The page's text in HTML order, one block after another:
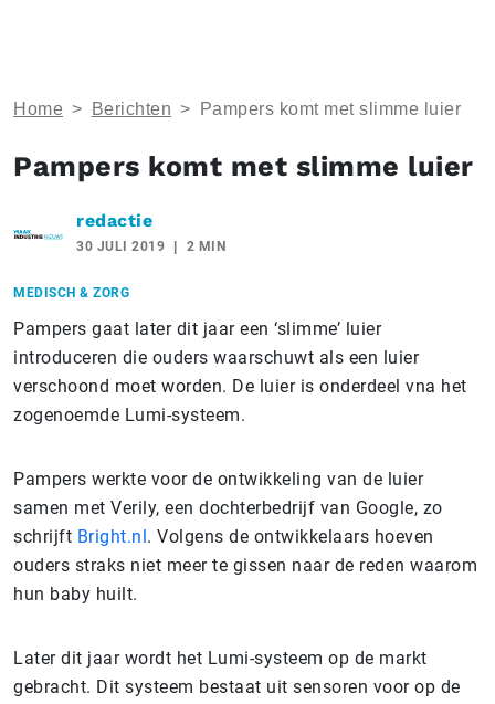
Home > Berichten > Pampers komt met slimme luier
Pampers komt met slimme luier
redactie
30 JULI 2019 2 MIN
MEDISCH & ZORG
Pampers gaat later dit jaar een ‘slimme’ luier
introduceren die ouders waarschuwt als een luier
verschoond moet worden. De luier is onderdeel vna het
zogenoemde Lumi-systeem.
Pampers werkte voor de ontwikkeling van de luier
samen met Verily, een dochterbedrijf van Google, zo
schrijft Bright.nl. Volgens de ontwikkelaars hoeven
ouders straks niet meer te gissen naar de reden waarom
hun baby huilt.
Later dit jaar wordt het Lumi-systeem op de markt
gebracht. Dit systeem bestaat uit sensoren voor op de